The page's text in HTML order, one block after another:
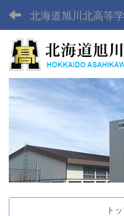
北海道旭川北高等
ト